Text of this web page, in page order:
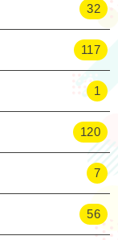
32
117
1
120
7
56